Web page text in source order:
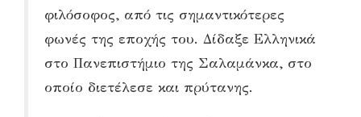
φιλόσοφος, από τις σημαντικότερες
φωνές της εποχής του. Δίδαξε Ελληνικά
στο Πανεπιστήμιο της Σαλαμάνκα, στο
οποίο διετέλεσε και πρύτανης.